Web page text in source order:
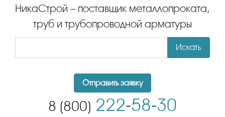
НикаСтрой – поставщик металлопроката,
труб и трубопроводной арматуры
Искать
Отправить заявку
8 (800) 222-58-30